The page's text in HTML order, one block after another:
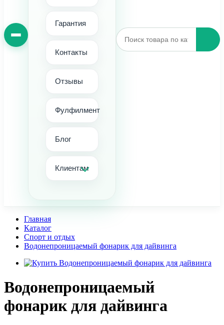
Гарантия
Контакты
Отзывы
Фулфилмент
Блог
Клиентам
Главная
Каталог
Спорт и отдых
Водонепроницаемый фонарик для дайвинга
Водонепроницаемый
фонарик для дайвинга